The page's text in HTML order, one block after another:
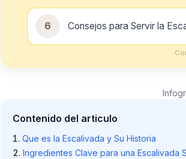
6 Consejos para Servir la
Contenido del articulo
Que es la Escalivada y Su Historia
Ingredientes Clave para una Escalivada